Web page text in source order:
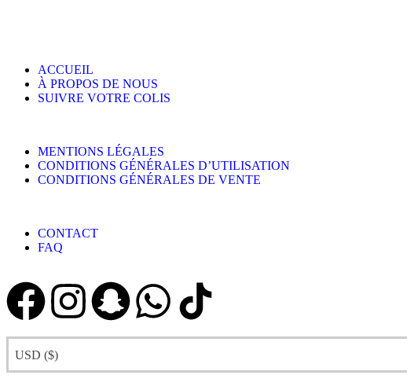
ACCUEIL
À PROPOS DE NOUS
SUIVRE VOTRE COLIS
MENTIONS LÉGALES
CONDITIONS GÉNÉRALES D’UTILISATION
CONDITIONS GÉNÉRALES DE VENTE
CONTACT
FAQ
USD ($)